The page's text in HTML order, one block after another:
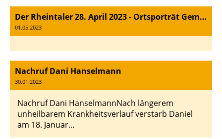
Der Rheintaler 28. April 2023 - Ortsporträt Gemeinde Au - Sportoberstufe OMR
01.05.2023
Nachruf Dani Hanselmann
30.01.2023
Nachruf Dani HanselmannNach längerem
unheilbarem Krankheitsverlauf verstarb Daniel
am 18. Januar...